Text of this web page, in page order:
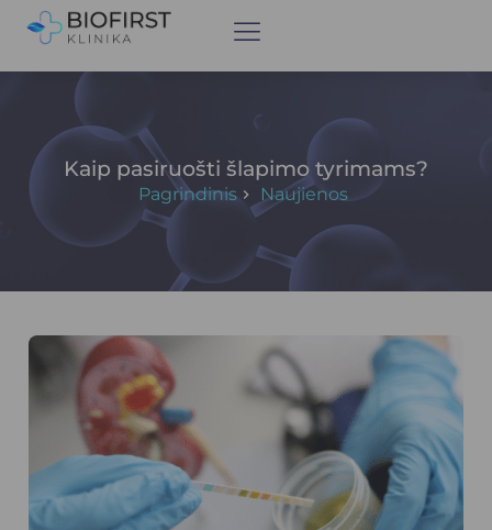
Kaip pasiruošti šlapimo tyrimams?
Pagrindinis Naujienos